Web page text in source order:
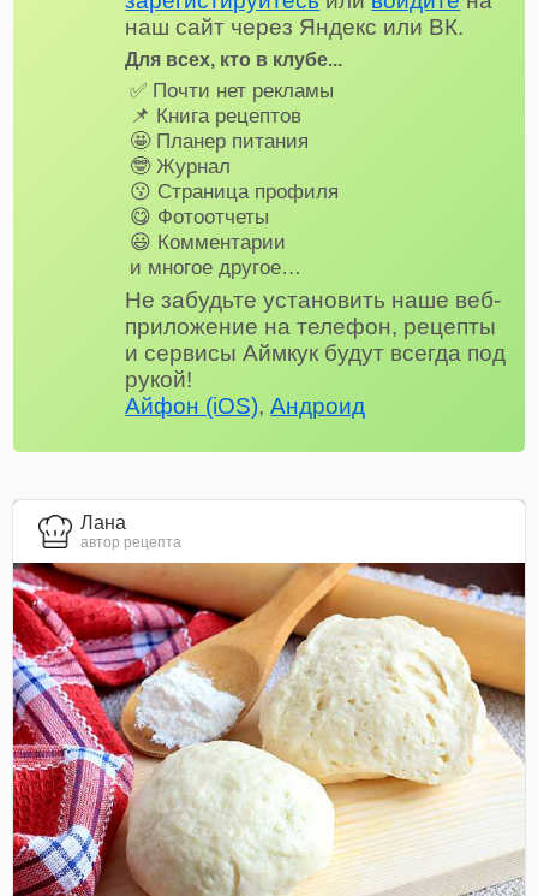
наш сайт через Яндекс или ВК.
Для всех, кто в клубе...
✅ Почти нет рекламы
📌 Книга рецептов
🤩 Планер питания
🤓 Журнал
😗 Страница профиля
😋 Фотоотчеты
😃 Комментарии
и многое другое…
Не забудьте установить наше веб-
приложение на телефон, рецепты
и сервисы Аймкук будут всегда под
рукой!
Айфон (iOS),Андроид
Лана
автор рецепта